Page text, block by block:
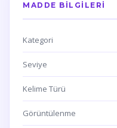
MADDE BILGILERI
Kategori
Seviye
Kelime Türü
Görüntülenme